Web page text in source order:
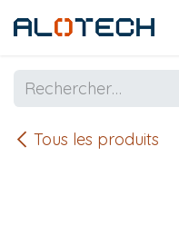
Tous les produits